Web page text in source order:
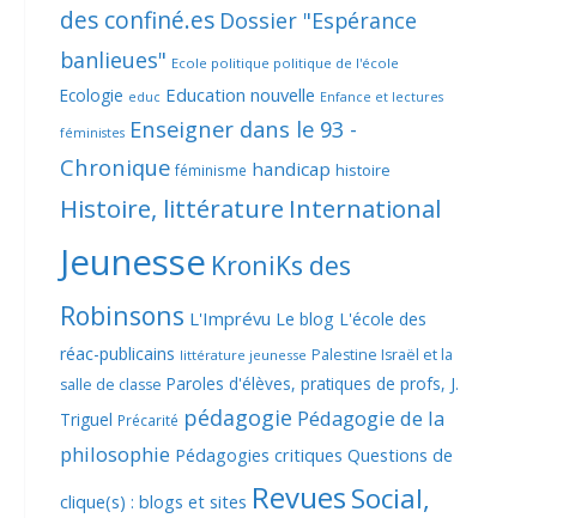
des confiné.es Dossier "Espérance
banlieues" Ecole politique politique de l'école
Ecologie educ Education nouvelle Enfance et lectures
féministes Enseigner dans le 93 -
Chronique féminisme handicap histoire
Histoire, littérature International
Jeunesse KroniKs des
Robinsons L'Imprévu Le blog L'école des
réac-publicains littérature jeunesse Palestine Israël et la
salle de classe Paroles d'élèves, pratiques de profs, J.
Triguel Précarité pédagogie Pédagogie de la
philosophie Pédagogies critiques Questions de
clique(s) : blogs et sites RevuesSocial,